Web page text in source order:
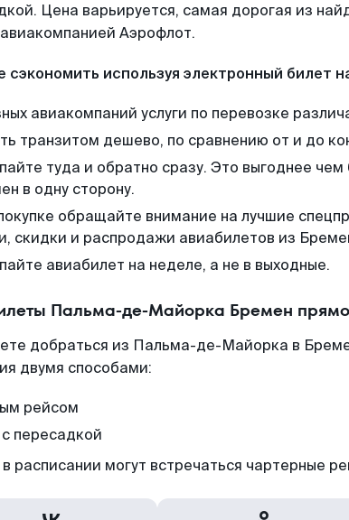
Цена варьируется, самая дорогая из
Аэрофлот.
сэкономить используя электронный билет
авиакомпаний услуги по перевозке
транзитом дешево, по сравнению от и до
туда и обратно сразу. Это выгоднее
в одну сторону.
обращайте внимание на лучшие
скидки и распродажи авиабилетов из
авиабилет на неделе, а не в выходные.
Пальма-де-Майорка Бремен
добраться из Пальма-де-Майорка в
двумя способами:
рейсом
пересадкой
расписании могут встречаться чартерные